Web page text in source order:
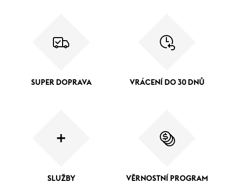
SUPER DOPRAVA VRÁCENÍ DO 30 DNŮ
SLUŽBY VĚRNOSTNÍ PROGRAM